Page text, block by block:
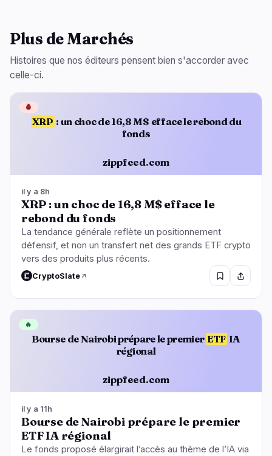
Plus de Marchés
Histoires que nos éditeurs pensent bien s'accorder avec
celle-ci.
XRP : un choc de 16,8 M$ efface le rebond du
fonds
zippfeed.com
🩸
il y a 8h
XRP : un choc de 16,8 M$ efface le
rebond du fonds
La tendance générale reflète un positionnement
défensif, et non un transfert net des grands ETF crypto
vers des produits plus récents.
CryptoSlate
Bourse de Nairobi prépare le premier ETF IA
régional
zippfeed.com
🔥
il y a 11h
Bourse de Nairobi prépare le premier
ETF IA régional
Le fonds proposé élargirait l’accès au thème de l’IA via